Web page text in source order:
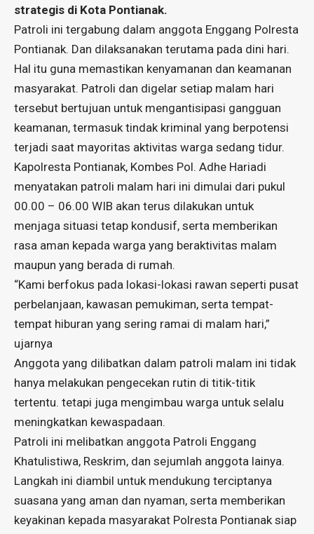
strategis di Kota Pontianak.
Patroli ini tergabung dalam anggota Enggang Polresta
Pontianak. Dan dilaksanakan terutama pada dini hari.
Hal itu guna memastikan kenyamanan dan keamanan
masyarakat. Patroli dan digelar setiap malam hari
tersebut bertujuan untuk mengantisipasi gangguan
keamanan, termasuk tindak kriminal yang berpotensi
terjadi saat mayoritas aktivitas warga sedang tidur.
Kapolresta Pontianak, Kombes Pol. Adhe Hariadi
menyatakan patroli malam hari ini dimulai dari pukul
00.00 – 06.00 WIB akan terus dilakukan untuk
menjaga situasi tetap kondusif, serta memberikan
rasa aman kepada warga yang beraktivitas malam
maupun yang berada di rumah.
“Kami berfokus pada lokasi-lokasi rawan seperti pusat
perbelanjaan, kawasan pemukiman, serta tempat-
tempat hiburan yang sering ramai di malam hari,”
ujarnya
Anggota yang dilibatkan dalam patroli malam ini tidak
hanya melakukan pengecekan rutin di titik-titik
tertentu. tetapi juga mengimbau warga untuk selalu
meningkatkan kewaspadaan.
Patroli ini melibatkan anggota Patroli Enggang
Khatulistiwa, Reskrim, dan sejumlah anggota lainya.
Langkah ini diambil untuk mendukung terciptanya
suasana yang aman dan nyaman, serta memberikan
keyakinan kepada masyarakat Polresta Pontianak siap